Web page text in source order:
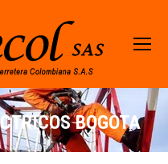
BOGOTA